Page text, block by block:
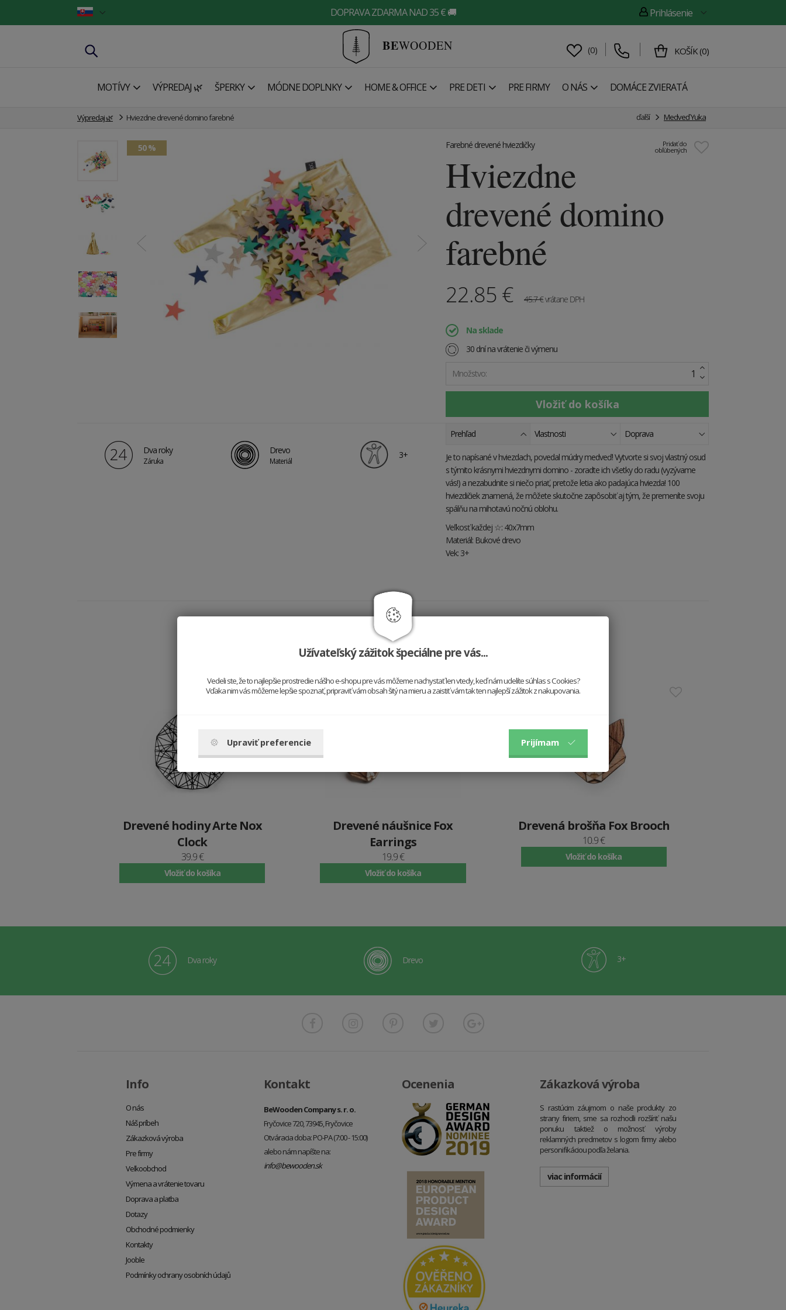
DOPRAVA ZDARMA NAD 35 € 🚚 Prihlásenie
BEWOODEN (0) KOŠÍK (0)
MOTÍVY VÝPREDAJ 🌿 ŠPERKY MÓDNE DOPLNKY HOME & OFFICE PRE DETI PRE FIRMY O NÁS DOMÁCE ZVIERATÁ
Výpredaj 🌿 Hviezdne drevené domino farebné ďalší Medveď Yuka
50 % Pridať do
obľúbených
Farebné drevené hviezdičky
Hviezdne
drevené domino
farebné
22.85 € 45.7€vrátane DPH
Na sklade
30 dní na vrátenie či výmenu
Množstvo:
Dva roky
Záruka
Drevo
Materiál
3+
Prehľad Vlastnosti Doprava
Je to napísané v hviezdach, povedal múdry medveď! Vytvorte si svoj vlastný osud
s týmito krásnymi hviezdnymi domino - zoradte ich všetky do radu (vyzývame
vás!) a nezabudnite si niečo priať, pretože letia ako padajúca hviezda! 100
hviezdičiek znamená, že môžete skutočne zapôsobiť aj tým, že premeníte svoju
spálňu na mihotavú nočnú oblohu.
Veľkosť každej ☆: 40x7mm
Materiál: Bukové drevo
Vek: 3+
Hodí sa k sebe
Drevené hodiny Arte Nox
Clock
39.9 €
Vložiť do košíka
Drevené náušnice Fox
Earrings
19.9 €
Vložiť do košíka
Drevená brošňa Fox Brooch
10.9 €
Vložiť do košíka
Dva roky Drevo 3+
Info
O nás
Náš príbeh
Zákazková výroba
Pre firmy
Veľkoobchod
Výmena a vrátenie tovaru
Doprava a platba
Dotazy
Obchodné podmienky
Kontakty
Jooble
Podmínky ochrany osobních údajů
Kontakt
BeWooden Company s. r. o.
Fryčovice 720, 73945, Fryčovice
Otváracia doba: PO-PA (7:00 - 15:00)
alebo nám napíšte na:
info@bewooden.sk
Ocenenia Zákazková výroba
S rastúcim záujmom o naše produkty zo
strany firiem, sme sa rozhodli rozšíriť našu
ponuku taktiež o možnosť výroby
reklamných predmetov s logom firmy alebo
personifikáciou podľa želania.
viac informácií
Užívateľský zážitok špeciálne pre vás...
Vedeli ste, že to najlepšie prostredie nášho e-shopu pre vás môžeme nachystať len vtedy, keď nám udelíte súhlas s Cookies?
Vďaka nim vás môžeme lepšie spoznať, pripraviť vám obsah šitý na mieru a zaistiť vám tak ten najlepší zážitok z nakupovania.
Upraviť preferencie Prijímam